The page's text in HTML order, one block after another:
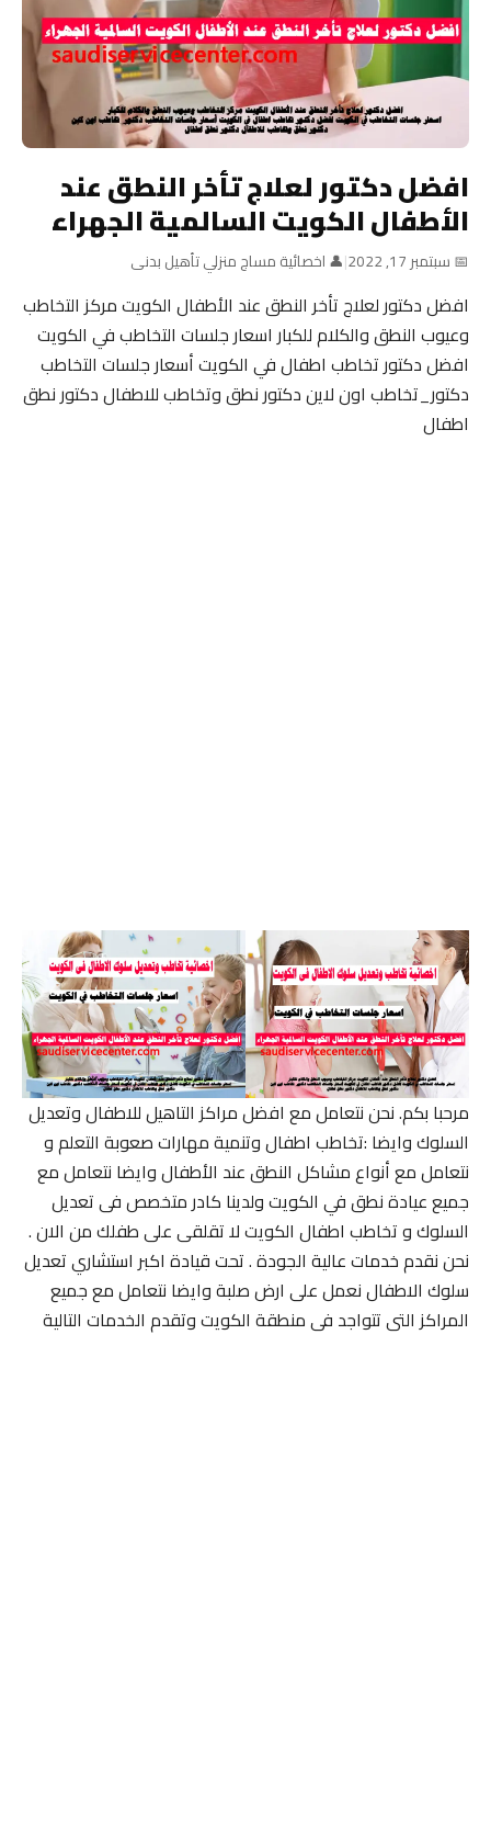
افضل دكتور لعلاج تأخر النطق عند
الأطفال الكويت السالمية الجهراء
📅 سبتمبر 17, 2022 |👤 اخصائية مساج منزلي تأهيل بدنى
افضل دكتور لعلاج تأخر النطق عند الأطفال الكويت مركز التخاطب
وعيوب النطق والكلام للكبار اسعار جلسات التخاطب في الكويت
افضل دكتور تخاطب اطفال في الكويت أسعار جلسات التخاطب
دكتور_تخاطب اون لاين دكتور نطق وتخاطب للاطفال دكتور نطق
اطفال
مرحبا بكم. نحن نتعامل مع افضل مراكز التاهيل للاطفال وتعديل
السلوك وايضا :تخاطب اطفال وتنمية مهارات صعوبة التعلم و
نتعامل مع أنواع مشاكل النطق عند الأطفال وايضا نتعامل مع
جميع عيادة نطق في الكويت ولدينا كادر متخصص فى تعديل
السلوك و تخاطب اطفال الكويت لا تقلقى على طفلك من الان .
نحن نقدم خدمات عالية الجودة . تحت قيادة اكبر استشاري تعديل
سلوك الاطفال نعمل على ارض صلبة وايضا نتعامل مع جميع
المراكز التى تتواجد فى منطقة الكويت وتقدم الخدمات التالية